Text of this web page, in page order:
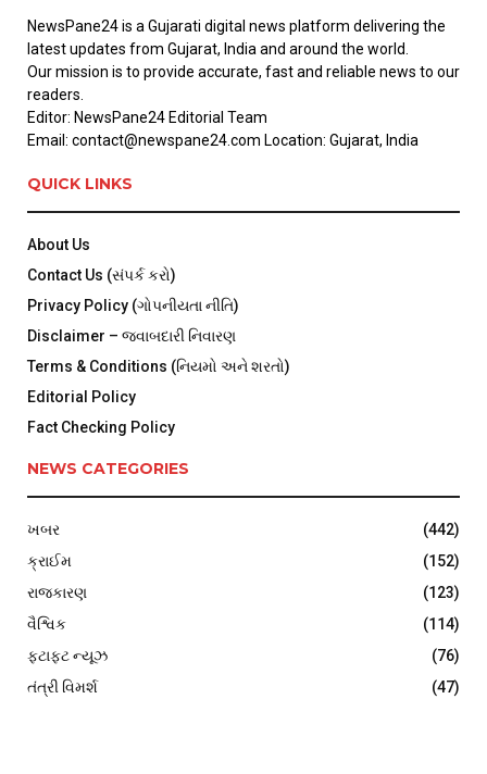
NewsPane24 is a Gujarati digital news platform delivering the
latest updates from Gujarat, India and around the world.
Our mission is to provide accurate, fast and reliable news to our
readers.
Editor: NewsPane24 Editorial Team
Email: contact@newspane24.com Location: Gujarat, India
QUICK LINKS
About Us
Contact Us (સંપર્ક કરો)
Privacy Policy (ગોપનીયતા નીતિ)
Disclaimer – જવાબદારી નિવારણ
Terms & Conditions (નિયમો અને શરતો)
Editorial Policy
Fact Checking Policy
NEWS CATEGORIES
ખબર
(442)
ક્રાઈમ
(152)
રાજકારણ
(123)
વૈશ્વિક
(114)
ફટાફટ ન્યૂઝ
(76)
તંત્રી વિમર્શ
(47)